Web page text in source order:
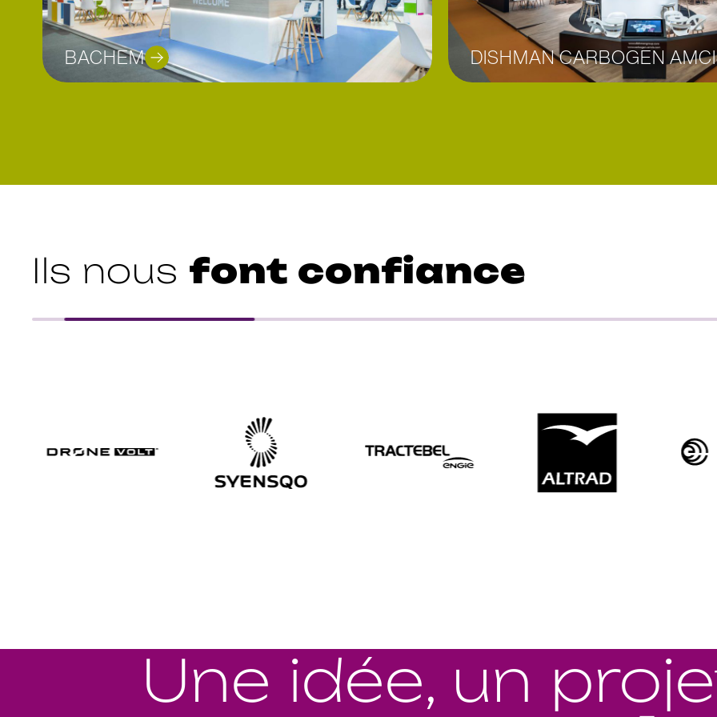
BACHEM DISHMAN CARBOGEN
Ils nous font confiance
Une idée, un